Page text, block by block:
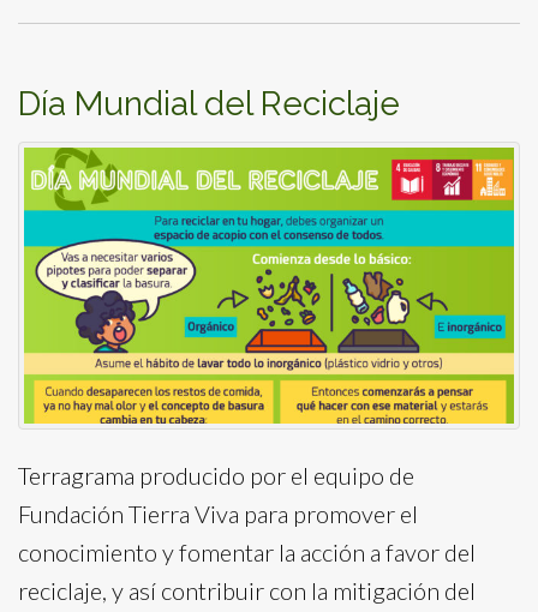
Día Mundial del Reciclaje
Terragrama producido por el equipo de
Fundación Tierra Viva para promover el
conocimiento y fomentar la acción a favor del
reciclaje, y así contribuir con la mitigación del